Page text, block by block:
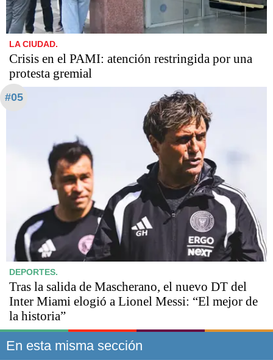
LA CIUDAD.
Crisis en el PAMI: atención restringida por una
protesta gremial
#05
DEPORTES.
Tras la salida de Mascherano, el nuevo DT del
Inter Miami elogió a Lionel Messi: “El mejor de
la historia”
En esta misma sección